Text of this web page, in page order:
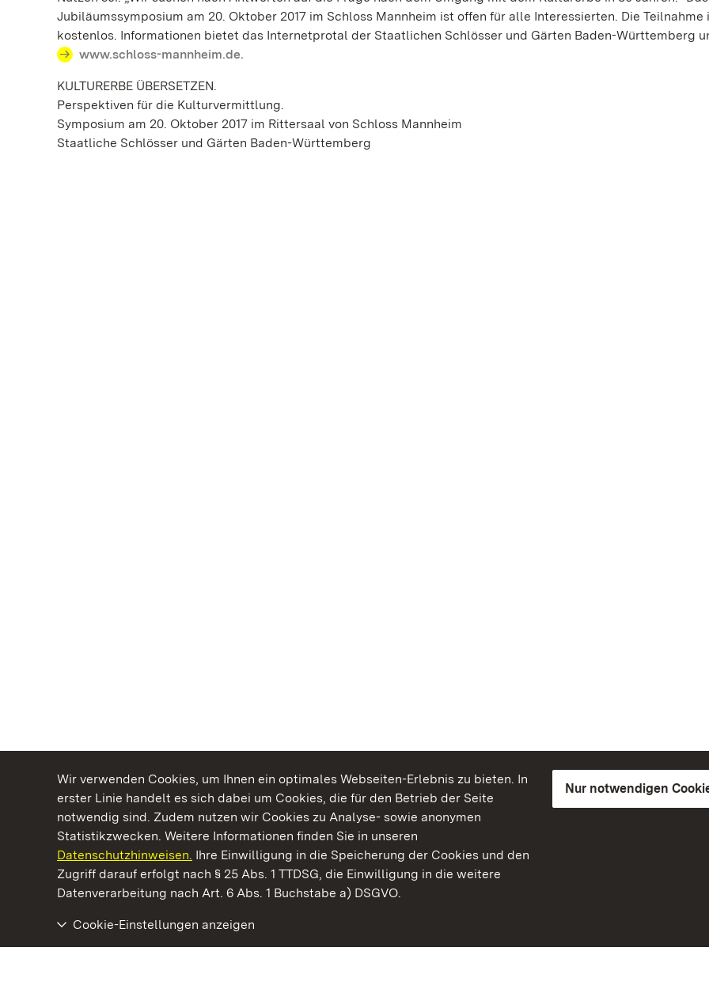
Wir verwenden Cookies, um Ihnen ein optimales Webseiten-Erlebnis zu bieten. In
erster Linie handelt es sich dabei um Cookies, die für den Betrieb der Seite
notwendig sind. Zudem nutzen wir Cookies zu Analyse- sowie anonymen
Statistikzwecken. Weitere Informationen finden Sie in unseren
Datenschutzhinweisen. Ihre Einwilligung in die Speicherung der Cookies und den
Zugriff darauf erfolgt nach § 25 Abs. 1 TTDSG, die Einwilligung in die weitere
Datenverarbeitung nach Art. 6 Abs. 1 Buchstabe a) DSGVO.
Nur notwendigen
Cookie-Einstellungen anzeigen
Jubiläumssymposium am 20. Oktober 2017 im Schloss Mannheim ist offen für alle Interessierten. Die Teilnahme
kostenlos. Informationen bietet das Internetprotal der Staatlichen Schlösser und Gärten Baden-Württemberg
www.schloss-mannheim.de.
KULTURERBE ÜBERSETZEN.
Perspektiven für die Kulturvermittlung.
Symposium am 20. Oktober 2017 im Rittersaal von Schloss Mannheim
Staatliche Schlösser und Gärten Baden-Württemberg
Kommen. Staunen. Genießen.